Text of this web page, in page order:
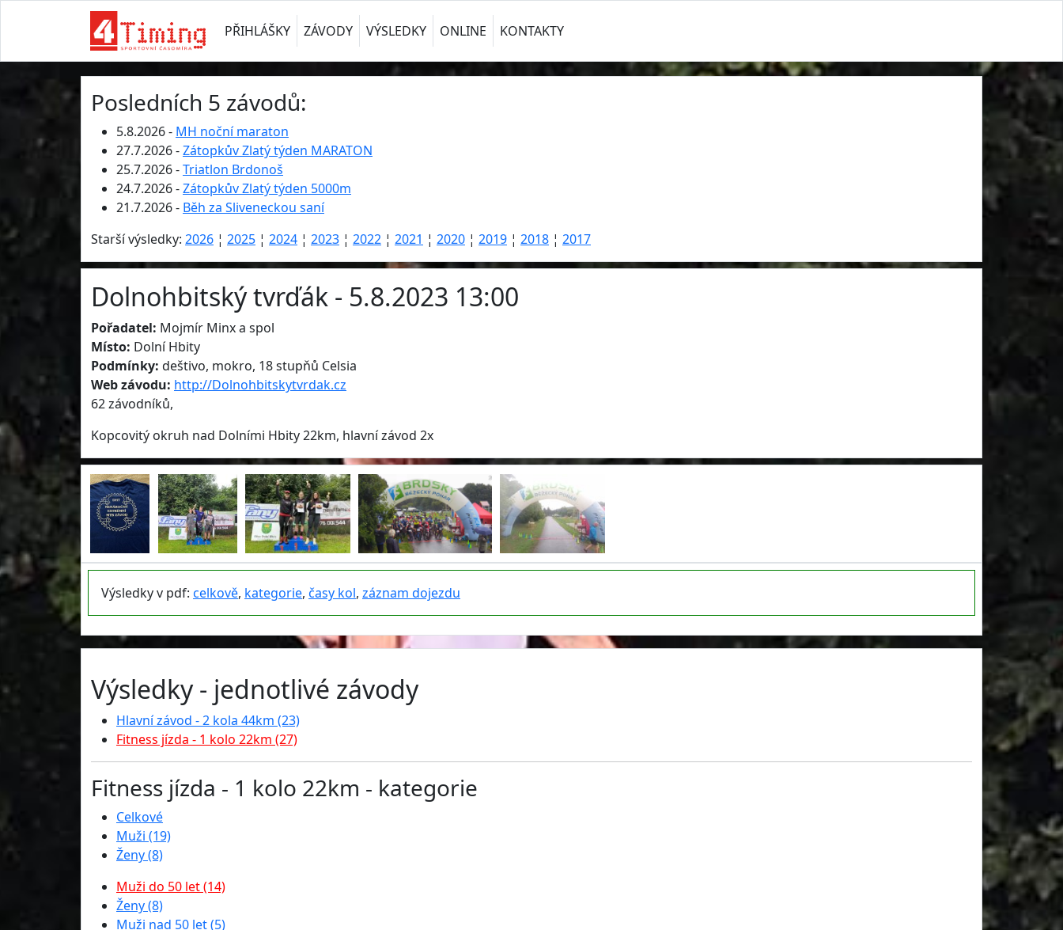
PŘIHLÁŠKY ZÁVODY VÝSLEDKY ONLINE KONTAKTY
Posledních 5 závodů:
5.8.2026 - MH noční maraton
27.7.2026 -Zátopkův Zlatý týden MARATON
25.7.2026 -Triatlon Brdonoš
24.7.2026 -Zátopkův Zlatý týden 5000m
21.7.2026 - Běh za Sliveneckou saní
Starší výsledky: 2026 ¦ 2025 ¦ 2024 ¦ 2023 ¦ 2022 ¦ 2021 ¦ 2020 ¦ 2019 ¦ 2018 ¦ 2017
Dolnohbitský tvrďák - 5.8.2023 13:00
Pořadatel: Mojmír Minx a spol
Místo: Dolní Hbity
Podmínky: deštivo, mokro, 18 stupňů Celsia
Web závodu: http://Dolnohbitskytvrdak.cz
62 závodníků,
Kopcovitý okruh nad Dolními Hbity 22km, hlavní závod 2x
Výsledky v pdf: celkově, kategorie, časy kol, záznam dojezdu
Výsledky - jednotlivé závody
Hlavní závod - 2 kola 44km (23)
Fitness jízda - 1 kolo 22km (27)
Fitness jízda - 1 kolo 22km - kategorie
Celkové
Muži (19)
Ženy (8)
Muži do 50 let (14)
Ženy (8)
Muži nad 50 let (5)